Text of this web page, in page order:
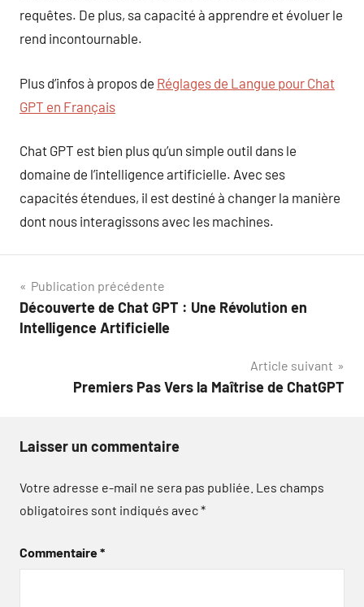
requêtes. De plus, sa capacité à apprendre et évoluer le
rend incontournable.
Plus d’infos à propos de Réglages de Langue pour Chat
GPT en Français
Chat GPT est bien plus qu’un simple outil dans le
domaine de l’intelligence artificielle. Avec ses
capacités étendues, il est destiné à changer la manière
dont nous interagissons avec les machines.
Navigation
de
Publication précédente
Découverte de Chat GPT : Une Révolution en
Intelligence Artificielle
Article suivant
Premiers Pas Vers la Maîtrise de ChatGPT
Laisser un commentaire
Votre adresse e-mail ne sera pas publiée. Les champs
obligatoires sont indiqués avec*
Commentaire*